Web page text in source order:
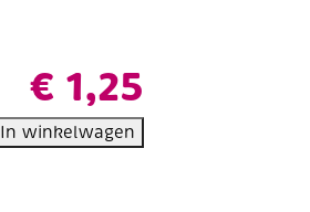
€ 1,25
In winkelwagen